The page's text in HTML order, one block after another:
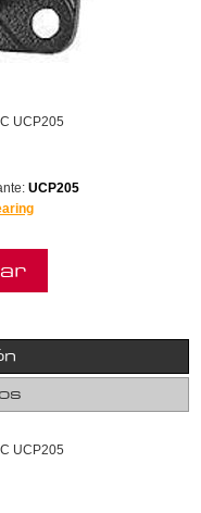
UCP205
UCP205
UCP205